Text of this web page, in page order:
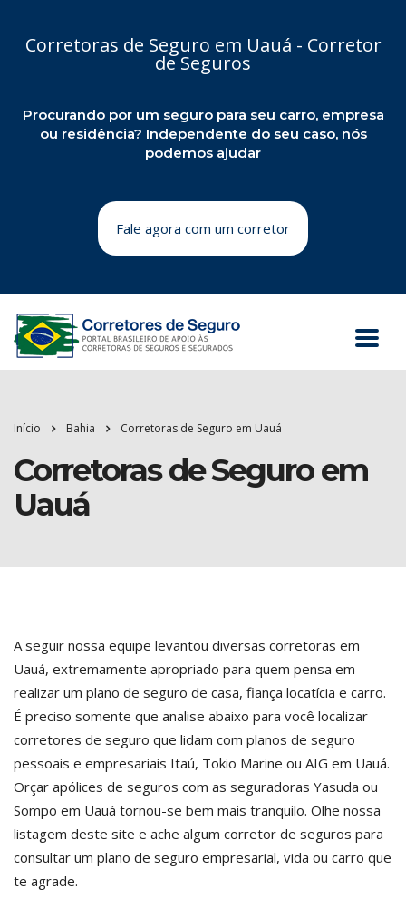
Corretoras de Seguro em Uauá - Corretor
de Seguros
Procurando por um seguro para seu carro, empresa
ou residência? Independente do seu caso, nós
podemos ajudar
Fale agora com um corretor
Início Bahia Corretoras de Seguro em Uauá
Corretoras de Seguro em
Uauá
A seguir nossa equipe levantou diversas corretoras em
Uauá, extremamente apropriado para quem pensa em
realizar um plano de seguro de casa, fiança locatícia e carro.
É preciso somente que analise abaixo para você localizar
corretores de seguro que lidam com planos de seguro
pessoais e empresariais Itaú, Tokio Marine ou AIG em Uauá.
Orçar apólices de seguros com as seguradoras Yasuda ou
Sompo em Uauá tornou-se bem mais tranquilo. Olhe nossa
listagem deste site e ache algum corretor de seguros para
consultar um plano de seguro empresarial, vida ou carro que
te agrade.